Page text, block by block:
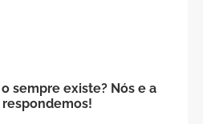
sempre existe? Nós e a